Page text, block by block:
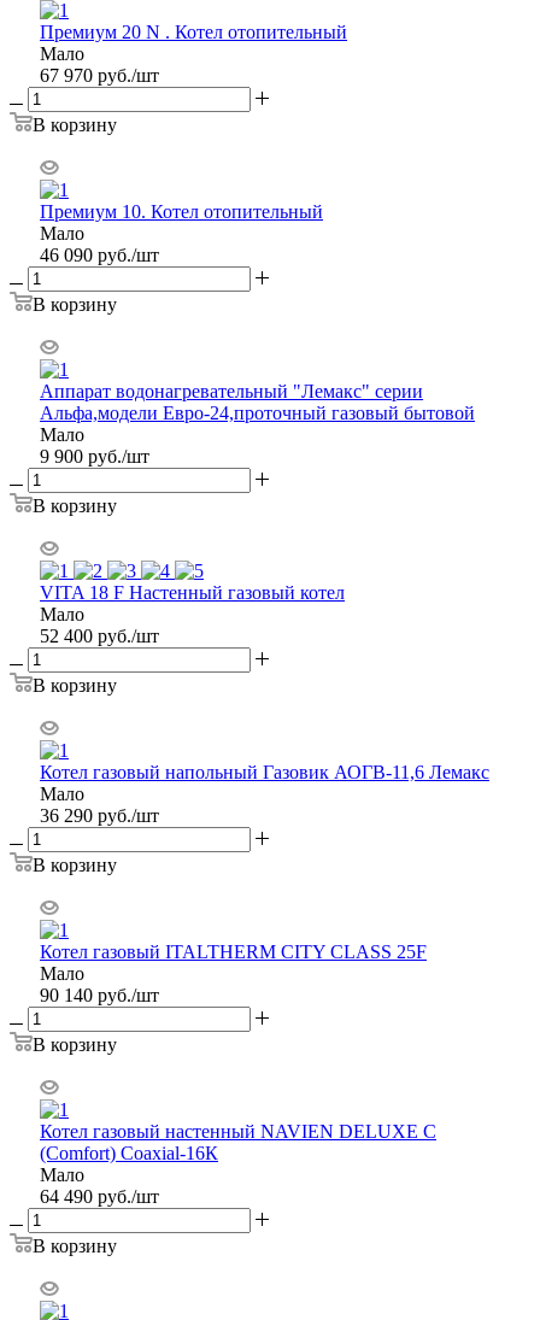
Премиум 20 N . Котел отопительный
Мало
67 970 руб./шт
В корзину
Премиум 10. Котел отопительный
Мало
46 090 руб./шт
В корзину
Аппарат водонагревательный "Лемакс" серии
Альфа,модели Евро-24,проточный газовый бытовой
Мало
9 900 руб./шт
В корзину
VITA 18 F Настенный газовый котел
Мало
52 400 руб./шт
В корзину
Котел газовый напольный Газовик АОГВ-11,6 Лемакс
Мало
36 290 руб./шт
В корзину
Котел газовый ITALTHERM CITY CLASS 25F
Мало
90 140 руб./шт
В корзину
Котел газовый настенный NAVIEN DELUXE C
(Comfort) Coaxial-16К
Мало
64 490 руб./шт
В корзину